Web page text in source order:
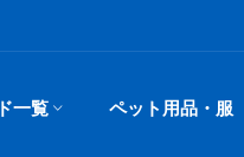
一覧 ペット用品・服